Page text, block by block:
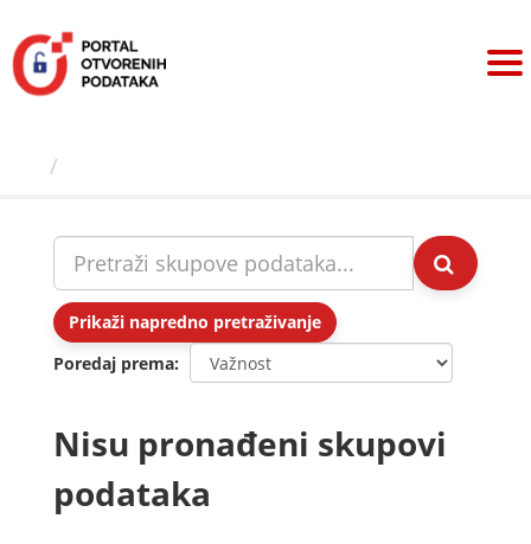
sadržaj
Prikaži napredno pretraživanje
Poredaj prema
Nisu pronađeni skupovi
podataka